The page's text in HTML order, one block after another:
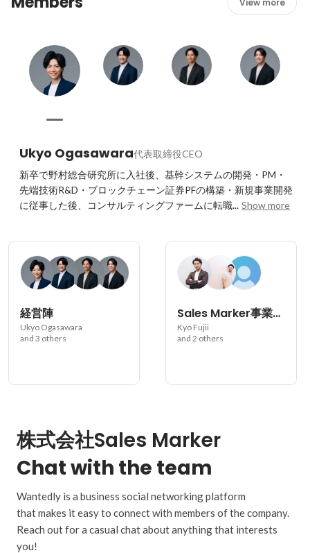
View more
Ukyo Ogasawara代表取締役CEO
新卒で野村総合研究所に入社後、基幹システムの開発・PM・
先端技術R&D・ブロックチェーン証券PFの構築・新規事業開発
に従事した後、コンサルティングファームに転職... Show more
経営陣
Ukyo Ogasawara
and 3 others
Sales Marker事業本部
Kyo Fujii
and 2 others
株式会社Sales Marker
Chat with the team
Wantedly is a business social networking platform
that makes it easy to connect with members of the company.
Reach out for a casual chat about anything that interests
you!